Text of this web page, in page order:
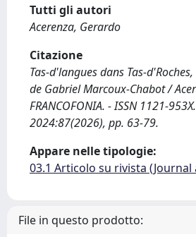
Tutti gli autori
Acerenza, Gerardo
Citazione
Tas-d'langues dans Tas-
de Gabriel Marcoux-Chabot /
FRANCOFONIA. - ISSN 1121-
2024:87(2026), pp. 63-79.
Appare nelle tipologie:
03.1 Articolo su rivista (Journal
File in questo prodotto: